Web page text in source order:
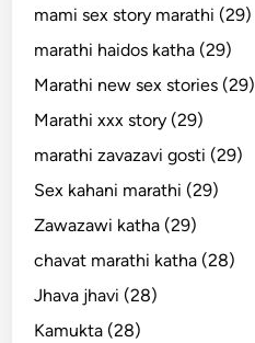
mami sex story marathi (29)
marathi haidos katha (29)
Marathi new sex stories (29)
Marathi xxx story (29)
marathi zavazavi gosti (29)
Sex kahani marathi (29)
Zawazawi katha (29)
chavat marathi katha (28)
Jhava jhavi (28)
Kamukta (28)